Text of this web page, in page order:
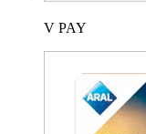
V PAY